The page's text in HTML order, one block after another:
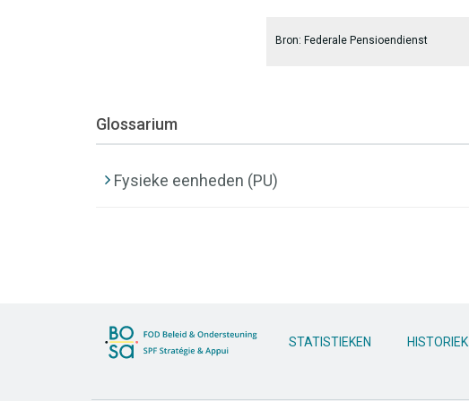
Bron: Federale Pensioendienst
Glossarium
Fysieke eenheden (PU)
STATISTIEKEN HISTORIEK